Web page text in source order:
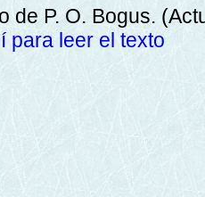
de P. O. Bogus.
para leer el texto